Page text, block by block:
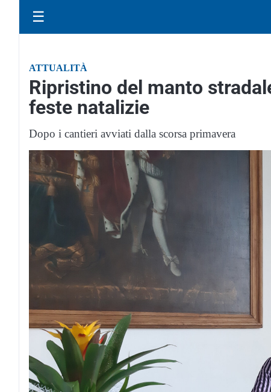
☰
ATTUALITÀ
Ripristino del manto
feste natalizie
Dopo i cantieri avviati dalla scorsa primavera